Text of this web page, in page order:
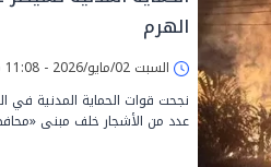
الهرم
السبت 02/مايو/2026 - 11:08 م
نجحت قوات الحماية المدنية
عدد من الأشجار خلف مبنى